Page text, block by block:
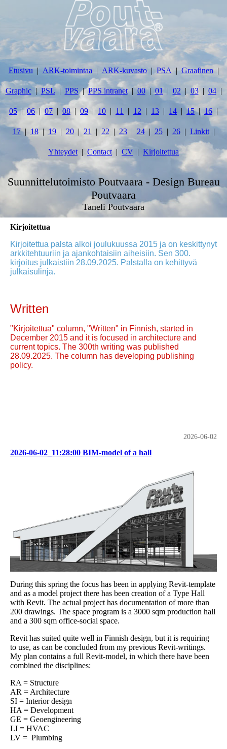
Etusivu ARK-toimintaa ARK-kuvasto PSA Graafinen
Graphic PSL PPS PPS intranet 00 01 02 03 04
05 06 07 08 09 10 11 12 13 14 15 16
17 18 19 20 21 22 23 24 25 26 Linkit
Yhteydet Contact CV Kirjoitettua
Suunnittelutoimisto Poutvaara - Design Bureau
Poutvaara
Taneli Poutvaara
Kirjoitettua
Kirjoitettua palsta alkoi joulukuussa 2015 ja on keskittynyt
arkkitehtuuriin ja ajankohtaisiin aiheisiin. Sen 300.
kirjoitus julkaistiin 28.09.2025. Palstalla on kehittyvä
julkaisulinja.
Written
"Kirjoitettua" column, "Written" in Finnish, started in
December 2015 and it is focused in architecture and
current topics. The 300th writing was published
28.09.2025. The column has developing publishing
policy.
2026-06-02
2026-06-02_11:28:00 BIM-model of a hall
During this spring the focus has been in applying Revit-template
and as a model project there has been creation of a Type Hall
with Revit. The actual project has documentation of more than
200 drawings. The space program is a 3000 sqm production hall
and a 300 sqm office-social space.
Revit has suited quite well in Finnish design, but it is requiring
to use, as can be concluded from my previous Revit-writings.
My plan contains a full Revit-model, in which there have been
combined the disciplines:
RA = Structure
AR = Architecture
SI = Interior design
HA = Development
GE = Geoengineering
LI = HVAC
LV = Plumbing